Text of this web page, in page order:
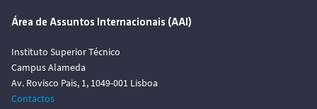
Área de Assuntos Internacionais (AAI)
Instituto Superior Técnico
Campus Alameda
Av. Rovisco Pais, 1, 1049-001 Lisboa
Contactos